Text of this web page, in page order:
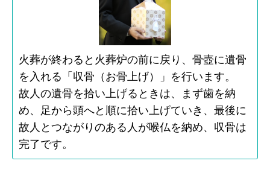
火葬が終わると火葬炉の前に戻り、骨壺に遺骨
を入れる「収骨（お骨上げ）」を行います。
故人の遺骨を拾い上げるときは、まず歯を納
め、足から頭へと順に拾い上げていき、最後に
故人とつながりのある人が喉仏を納め、収骨は
完了です。